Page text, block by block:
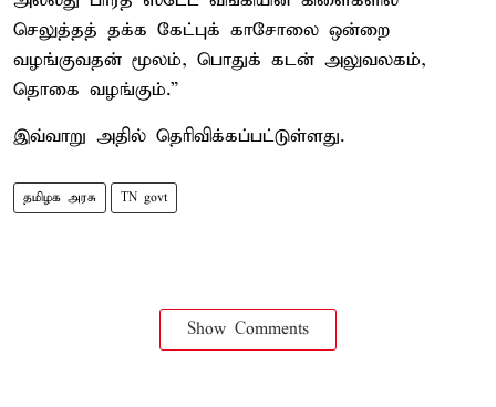
செலுத்தத் தக்க கேட்புக் காசோலை ஒன்றை
வழங்குவதன் மூலம், பொதுக் கடன் அலுவலகம்,
தொகை வழங்கும்.”
இவ்வாறு அதில் தெரிவிக்கப்பட்டுள்ளது.
தமிழக அரசு TN govt
Show Comments